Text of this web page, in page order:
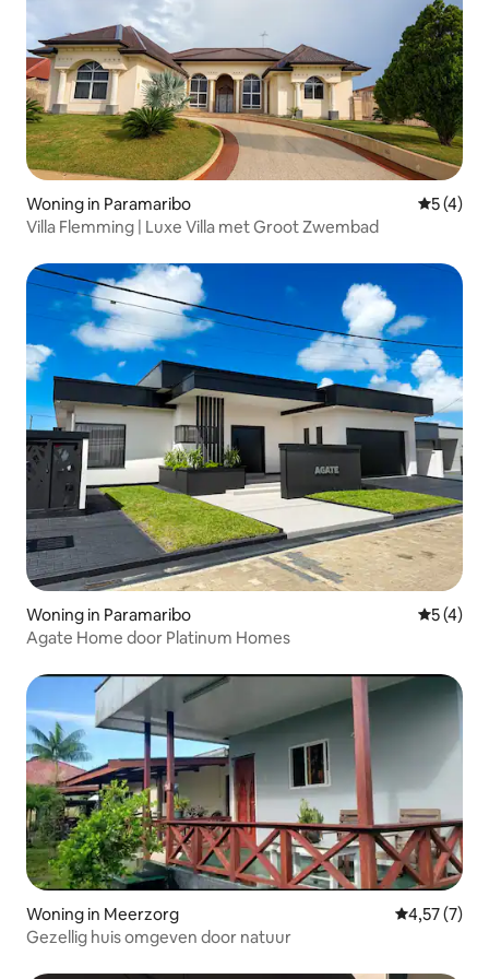
Woning in Paramaribo
5 (4)
Villa Flemming | Luxe Villa met Groot Zwembad
Woning in Paramaribo
5 (4)
Agate Home door Platinum Homes
Woning in Meerzorg
4,57 (7)
Gezellig huis omgeven door natuur